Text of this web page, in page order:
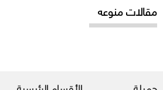
مقالات منوعه